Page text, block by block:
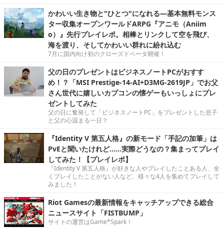
かわいい生き物と"ひとつ"になれる―基本無料モンス
ター収集オープンワールドARPG『アニモ（Aniim
o）』先行プレイレポ。相棒とリンクして空を飛び、
海を渡り、そしてかわいい群れに紛れ込む
7月に国内向け初のクローズドベータ開催！
父の日のプレゼントはビジネスノートPCがおすす
め！？「MSI Prestige-14-AI+D3MG-2619JP」でお父
さん世代に嬉しいカプコンの懐ゲーもいっしょにプレ
ゼントしてみた
父の日に奮発して「ビジネスノートPC」をプレゼントした息子
と父の心温まる一日？
『Identity V 第五人格』の新モード「手記の加筆」は
PvEと聞いたけれど……実際どうなの？集まってプレイ
してみた！【プレイレポ】
『Identity V 第五人格』が好きな人やプレイしたことある人、全
くプレイしたことがない人など、様々な4人を集めてプレイして
みました！
Riot Gamesの最新情報をキャッチアップできる総合
ニュースサイト「FISTBUMP」
サイトの運営はGame*Spark！